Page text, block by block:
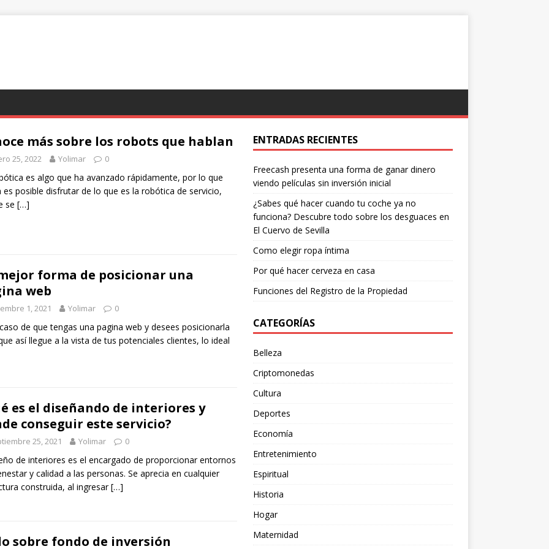
más sobre los robots que hablan
25, 2022 Yolimar 0
es algo que ha avanzado rápidamente, por lo que
es posible disfrutar de lo que es la robótica de servicio,
se […]
forma de posicionar una
web
1, 2021 Yolimar 0
de que tengas una pagina web y desees posicionarla
así llegue a la vista de tus potenciales clientes, lo ideal
es el diseñando de interiores y
conseguir este servicio?
25, 2021 Yolimar 0
de interiores es el encargado de proporcionar entornos
y calidad a las personas. Se aprecia en cualquier
construida, al ingresar[…]
sobre fondo de inversión
ENTRADAS RECIENTES
Freecash presenta una forma de ganar dinero
viendo películas sin inversión inicial
¿Sabes qué hacer cuando tu coche ya no
funciona? Descubre todo sobre los desguaces en
El Cuervo de Sevilla
Como elegir ropa íntima
Por qué hacer cerveza en casa
Funciones del Registro de la Propiedad
CATEGORÍAS
Belleza
Criptomonedas
Cultura
Deportes
Economía
Entretenimiento
Espiritual
Historia
Hogar
Maternidad